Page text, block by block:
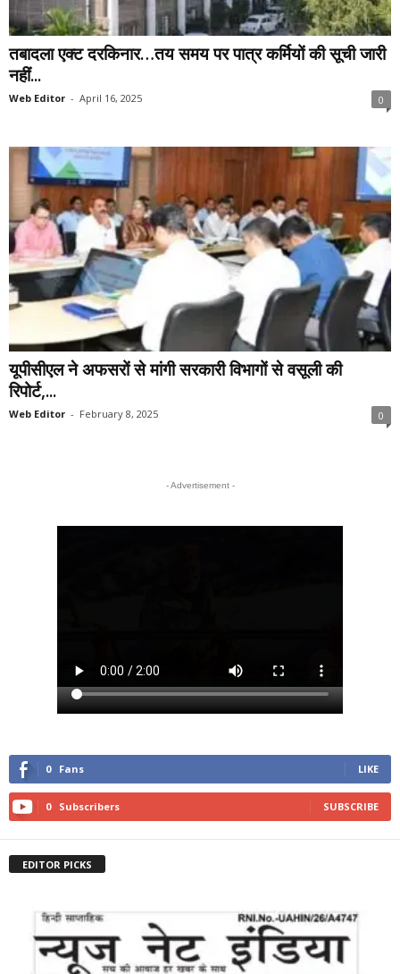
तबादला एक्ट दरकिनार…तय समय पर पात्र कर्मियों की सूची जारी
नहीं...
Web Editor - April 16, 2025 0
यूपीसीएल ने अफसरों से मांगी सरकारी विभागों से वसूली की
रिपोर्ट,...
Web Editor - February 8, 2025 0
- Advertisement -
0 Fans LIKE
0 Subscribers SUBSCRIBE
EDITOR PICKS